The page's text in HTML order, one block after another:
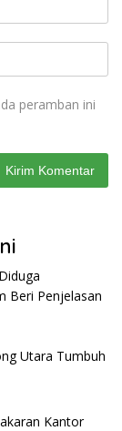
peramban ini
Beri Penjelasan
Utara Tumbuh
Kantor